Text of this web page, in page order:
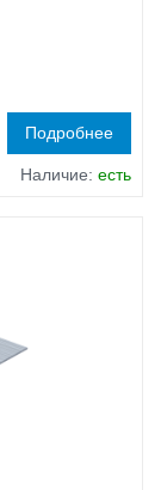
Подробнее
Наличие: есть